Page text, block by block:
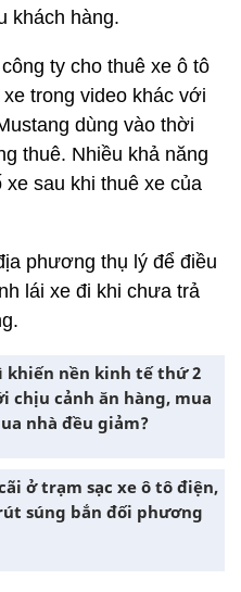
khách hàng.
ty cho thuê xe ô tô
trong video khác với
dùng vào thời
thuê. Nhiều khả năng
sau khi thuê xe của
phương thụ lý để điều
lái xe đi khi chưa trả
khiến nền kinh tế thứ 2
chịu cảnh ăn hàng, mua
nhà đều giảm?
ở trạm sạc xe ô tô điện,
súng bắn đối phương